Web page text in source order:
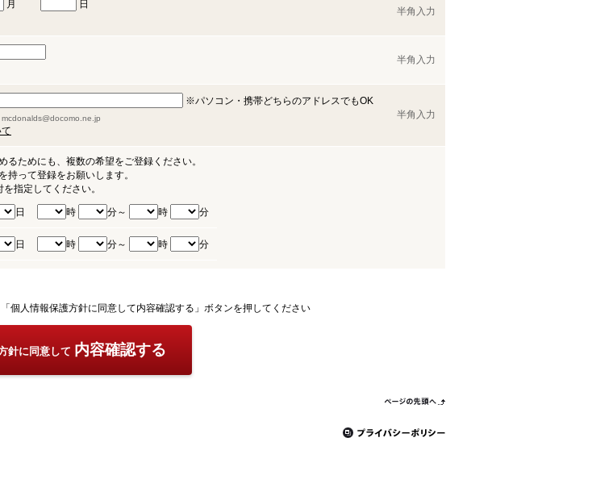
月 日
半角入力
半角入力
※パソコン・携帯どちらのアドレスでもOK
半角入力
ためにも、複数の希望をご登録ください。
って登録をお願いします。
指定してください。
日 時 分～ 時 分
日 時 分～ 時 分
個人情報保護方針に同意して内容確認する」ボタンを押してください
針に同意して 内容確認する